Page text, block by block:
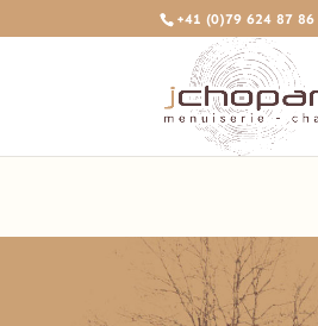
Deprecated: The predefined locally
/home/clients/
+41 (0)79 624 87 86